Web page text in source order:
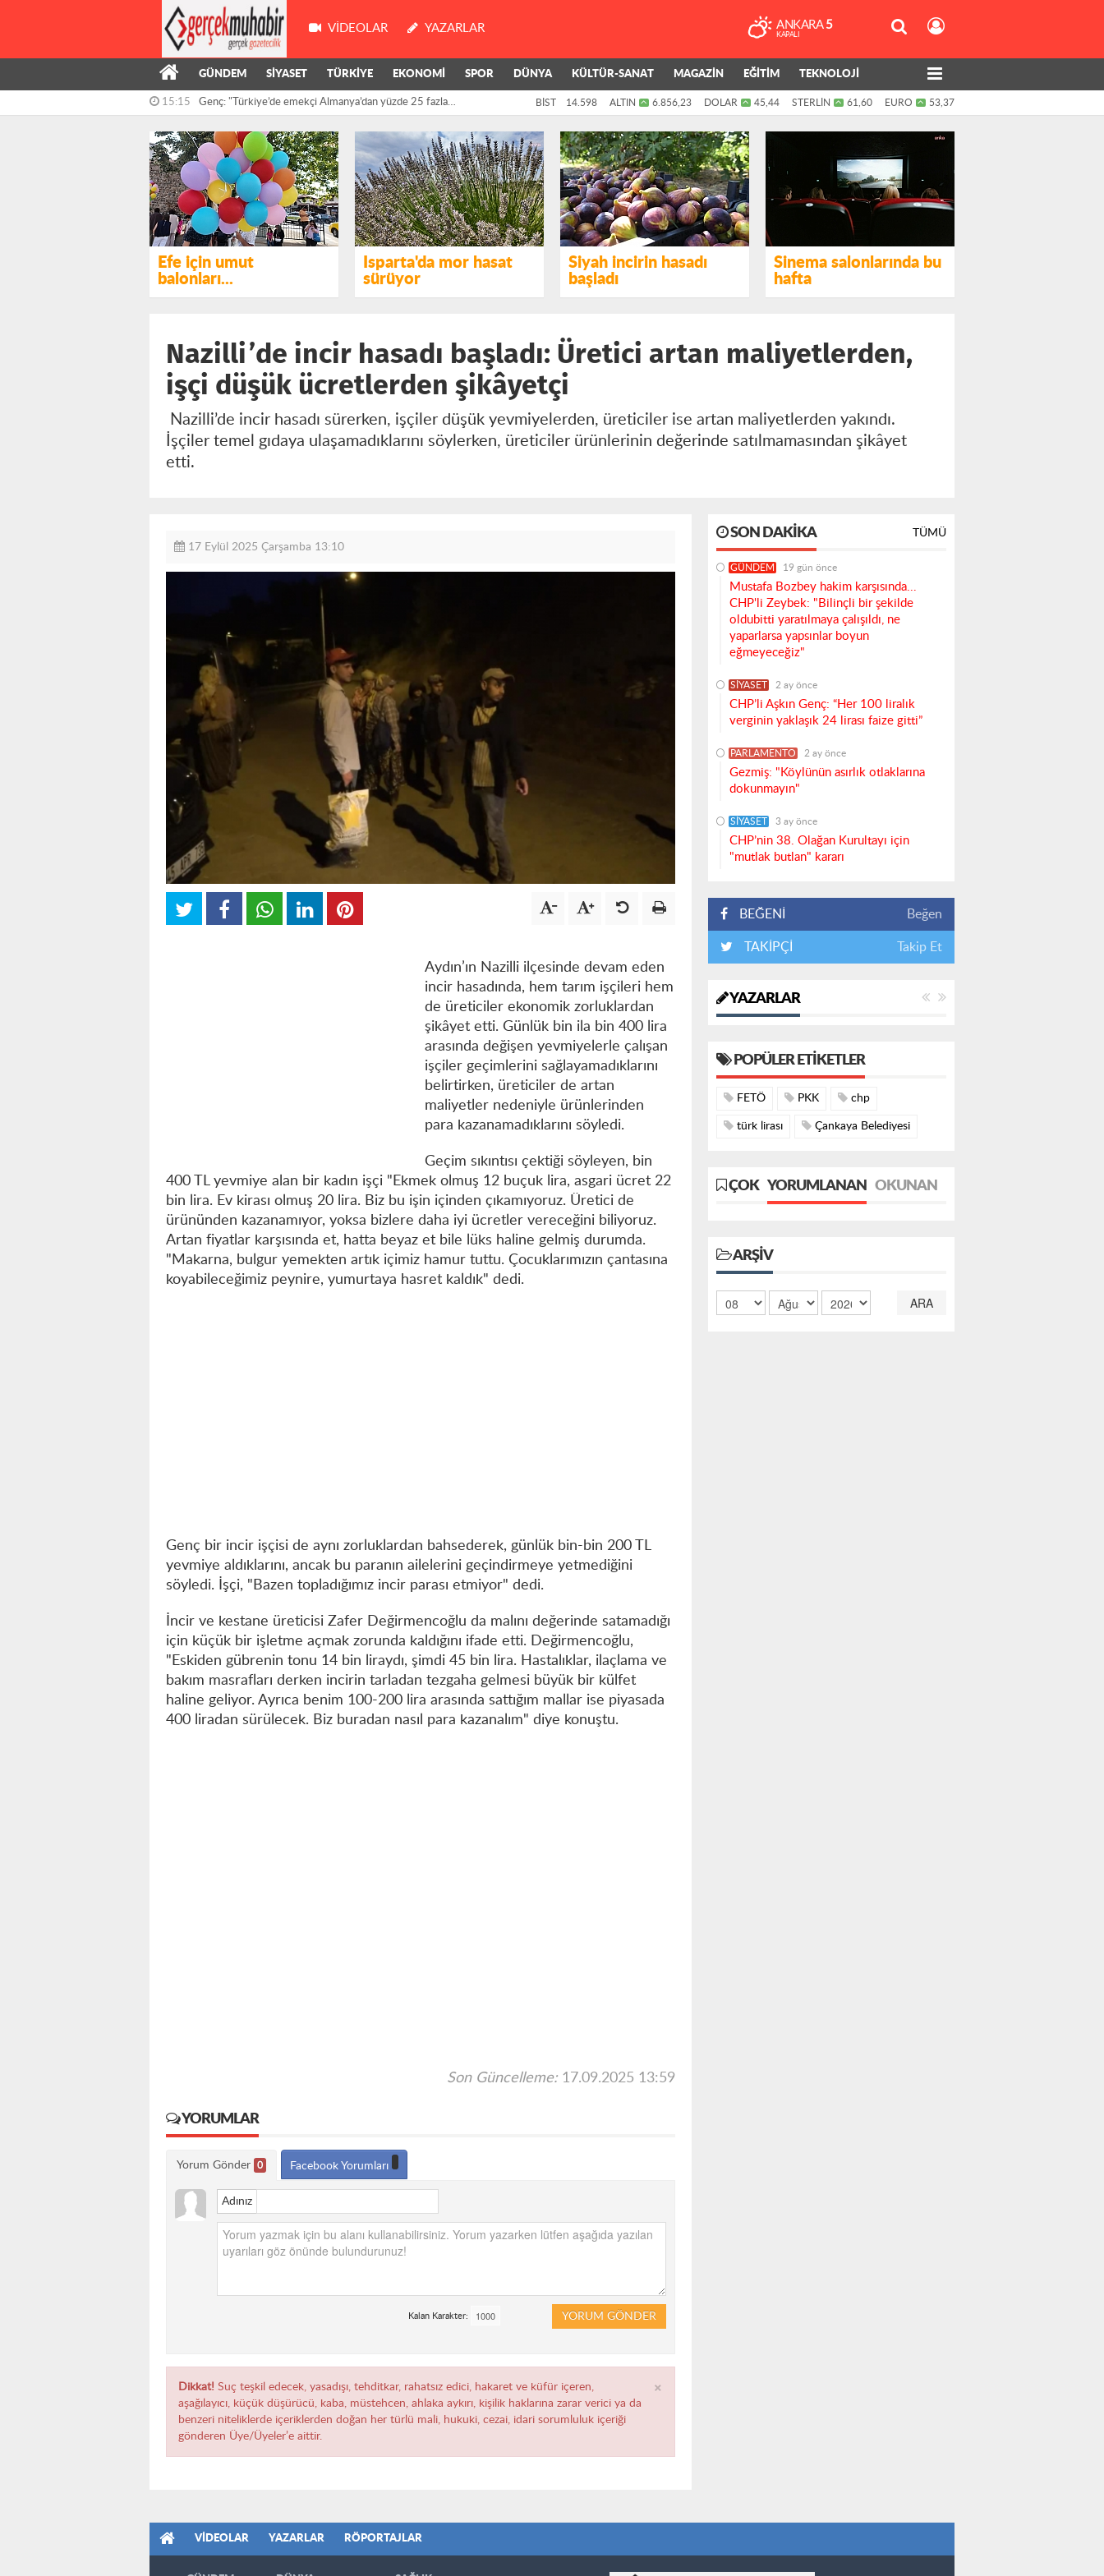
VIDEOLAR YAZARLAR ANKARA 5
KAPALI
GÜNDEM SİYASET TÜRKİYE EKONOMİ SPOR DÜNYA KÜLTÜR-SANAT MAGAZİN EĞİTİM
TEKNOLOJİ
çalışıyor,...
14:55 Kış’ın önergesi, AKP ve MHP milletvekillerinin oylarıyla
reddedildi
BİST 14.598 ALTIN 6.856,23 DOLAR 45,44 STERLİN 61,60 EURO 53,37
Efe için umut
balonları...
Isparta'da mor hasat
sürüyor
Siyah incirin hasadı
başladı
Sinema salonlarında bu
hafta
Nazilli’de incir hasadı başladı: Üretici artan maliyetlerden,
işçi düşük ücretlerden şikâyetçi
Nazilli’de incir hasadı sürerken, işçiler düşük yevmiyelerden, üreticiler ise artan maliyetlerden yakındı.
İşçiler temel gıdaya ulaşamadıklarını söylerken, üreticiler ürünlerinin değerinde satılmamasından şikâyet
etti.
17 Eylül 2025 Çarşamba 13:10
Aydın’ın Nazilli ilçesinde devam eden
incir hasadında, hem tarım işçileri hem
de üreticiler ekonomik zorluklardan
şikâyet etti. Günlük bin ila bin 400 lira
arasında değişen yevmiyelerle çalışan
işçiler geçimlerini sağlayamadıklarını
belirtirken, üreticiler de artan
maliyetler nedeniyle ürünlerinden
para kazanamadıklarını söyledi.
Geçim sıkıntısı çektiği söyleyen, bin
400 TL yevmiye alan bir kadın işçi "Ekmek olmuş 12 buçuk lira, asgari ücret 22
bin lira. Ev kirası olmuş 20 lira. Biz bu işin içinden çıkamıyoruz. Üretici de
ürününden kazanamıyor, yoksa bizlere daha iyi ücretler vereceğini biliyoruz.
Artan fiyatlar karşısında et, hatta beyaz et bile lüks haline gelmiş durumda.
"Makarna, bulgur yemekten artık içimiz hamur tuttu. Çocuklarımızın çantasına
koyabileceğimiz peynire, yumurtaya hasret kaldık" dedi.
Genç bir incir işçisi de aynı zorluklardan bahsederek, günlük bin-bin 200 TL
yevmiye aldıklarını, ancak bu paranın ailelerini geçindirmeye yetmediğini
söyledi. İşçi, "Bazen topladığımız incir parası etmiyor" dedi.
İncir ve kestane üreticisi Zafer Değirmencoğlu da malını değerinde satamadığı
için küçük bir işletme açmak zorunda kaldığını ifade etti. Değirmencoğlu,
"Eskiden gübrenin tonu 14 bin liraydı, şimdi 45 bin lira. Hastalıklar, ilaçlama ve
bakım masrafları derken incirin tarladan tezgaha gelmesi büyük bir külfet
haline geliyor. Ayrıca benim 100-200 lira arasında sattığım mallar ise piyasada
400 liradan sürülecek. Biz buradan nasıl para kazanalım" diye konuştu.
Son Güncelleme: 17.09.2025 13:59
YORUMLAR
Yorum Gönder 0 Facebook Yorumları
Adınız
YORUM GÖNDER
Kalan Karakter:
×
Dikkat! Suç teşkil edecek, yasadışı, tehditkar, rahatsız edici, hakaret ve küfür içeren,
aşağılayıcı, küçük düşürücü, kaba, müstehcen, ahlaka aykırı, kişilik haklarına zarar verici ya da
benzeri niteliklerde içeriklerden doğan her türlü mali, hukuki, cezai, idari sorumluluk içeriği
gönderen Üye/Üyeler’e aittir.
SON DAKIKA TÜMÜ
GÜNDEM 19 gün önce
Mustafa Bozbey hakim karşısında...
CHP'li Zeybek: "Bilinçli bir şekilde
oldubitti yaratılmaya çalışıldı, ne
yaparlarsa yapsınlar boyun
eğmeyeceğiz"
SİYASET 2 ay önce
CHP’li Aşkın Genç: “Her 100 liralık
verginin yaklaşık 24 lirası faize gitti”
PARLAMENTO 2 ay önce
Gezmiş: "Köylünün asırlık otlaklarına
dokunmayın"
SİYASET 3 ay önce
CHP’nin 38. Olağan Kurultayı için
"mutlak butlan" kararı
BEĞENİ Beğen
TAKİPÇİ Takip Et
YAZARLAR
POPÜLER ETIKETLER
FETÖ PKK chp
türk lirası Çankaya Belediyesi
ÇOK YORUMLANAN OKUNAN
ARŞIV
ARA
VIDEOLAR YAZARLAR RÖPORTAJLAR